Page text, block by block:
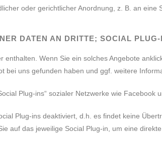
oder gerichtlicher Anordnung, z. B. an eine
DATEN AN DRITTE; SOCIAL
enthalten. Wenn Sie ein solches Angebote
bei uns gefunden haben und ggf. weitere
Plug-ins“ sozialer Netzwerke wie Facebook
Plug-ins deaktiviert, d.h. es findet keine
auf das jeweilige Social Plug-in, um eine